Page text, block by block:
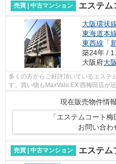
売買 | 中古マンション エステム
大阪環状
東海道本
東西線 「
築24年 /
大阪府大
多くの方からご好評頂いているエステ
す。買い物もMaxValu EX 西梅田店が
に好評の、駅から徒歩5分に位置する
現在販売物件情
「エステムコート
お問い合わ
売買 | 中古マンション エステム